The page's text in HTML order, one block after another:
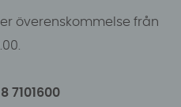
överenskommelse från
7101600